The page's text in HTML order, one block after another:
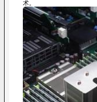
术。